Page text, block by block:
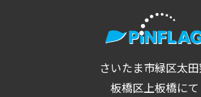
さいたま市緑区太
板橋区上板橋にて